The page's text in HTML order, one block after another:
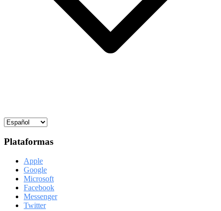
Plataformas
Apple
Google
Microsoft
Facebook
Messenger
Twitter